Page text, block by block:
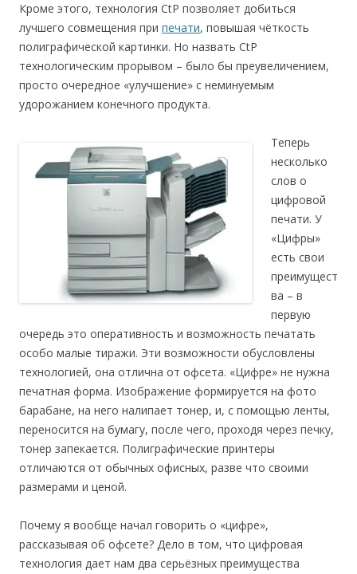
Кроме этого, технология CtP позволяет добиться
лучшего совмещения при печати, повышая чёткость
полиграфической картинки. Но назвать CtP
технологическим прорывом – было бы преувеличением,
просто очередное «улучшение» с неминуемым
удорожанием конечного продукта.
Теперь
несколько
слов о
цифровой
печати. У
«Цифры»
есть свои
преимущест
ва – в
первую
очередь это оперативность и возможность печатать
особо малые тиражи. Эти возможности обусловлены
технологией, она отлична от офсета. «Цифре» не нужна
печатная форма. Изображение формируется на фото
барабане, на него налипает тонер, и, с помощью ленты,
переносится на бумагу, после чего, проходя через печку,
тонер запекается. Полиграфические принтеры
отличаются от обычных офисных, разве что своими
размерами и ценой.
Почему я вообще начал говорить о «цифре»,
рассказывая об офсете? Дело в том, что цифровая
технология дает нам два серьёзных преимущества